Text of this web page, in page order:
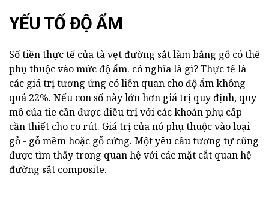
YẾU TỐ ĐỘ ẨM
Số tiền thực tế của tà vẹt đường sắt làm bằng gỗ có thể
phụ thuộc vào mức độ ẩm. có nghĩa là gì? Thực tế là
các giá trị tương ứng có liên quan cho độ ẩm không
quá 22%. Nếu con số này lớn hơn giá trị quy định, quy
mô của tie cần được điều trị với các khoản phụ cấp
cần thiết cho co rút. Giá trị của nó phụ thuộc vào loại
gỗ - gỗ mềm hoặc gỗ cứng. Một yêu cầu tương tự cũng
được tìm thấy trong quan hệ với các mặt cắt quan hệ
đường sắt composite.